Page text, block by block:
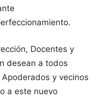
Docentes y
desean a todos
y vecinos
a este nuevo